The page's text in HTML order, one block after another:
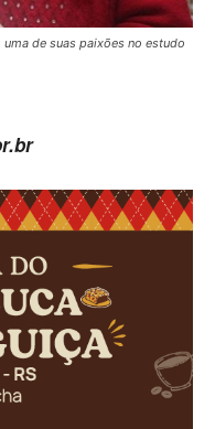
de suas paixões no estudo